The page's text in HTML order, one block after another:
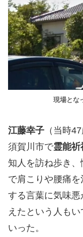
現場とな
江藤幸子 （当時
須賀川市で霊能祈
知人を訪ね歩き
で肩こりや腰痛
する言葉に気味
えたという人も
いった。